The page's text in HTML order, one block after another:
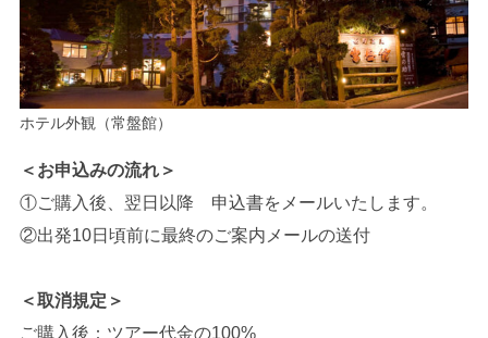
ホテル外観（常盤館）
＜お申込みの流れ＞
①ご購入後、翌日以降 申込書をメールいたします。
②出発10日頃前に最終のご案内メールの送付
＜取消規定＞
ご購入後：ツアー代金の100%